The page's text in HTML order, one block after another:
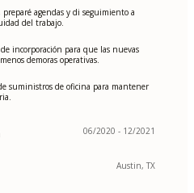
agendas y di seguimiento a
del trabajo.
incorporación para que las nuevas
demoras operativas.
suministros de oficina para mantener
06/2020 - 12/2021
Austin, TX